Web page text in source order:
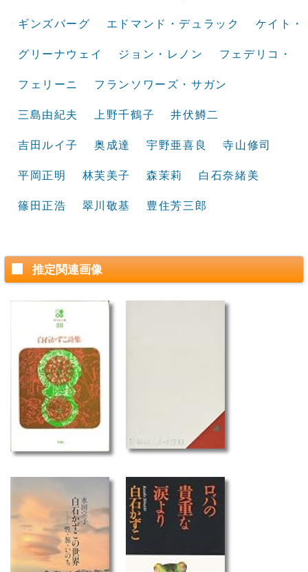
ギンズバーグ エドマンド・デュラック ケイト・
グリーナウェイ ジョン・レノン フェデリコ・
フェリーニ フランソワーズ・サガン
三島由紀夫 上野千鶴子 井伏鱒二
吉田ルイ子 奥成達 宇野亜喜良 寺山修司
平岡正明 林芙美子 森茉莉 白石奈緒美
篠田正浩 翠川敬基 豊住芳三郎
推定関連画像